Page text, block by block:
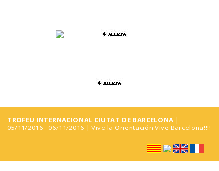
TROFEU INTERNACIONAL CIUTAT DE BARCELONA |
05/11/2016 - 06/11/2016 | Vive la Orientación Vive Barcelona!!!!